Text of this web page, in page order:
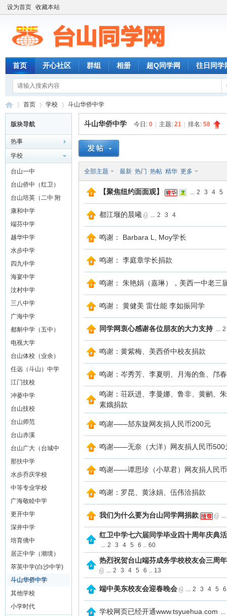
设为首页 收藏本站
首页 开心社区 群组 相册 超Q同学网 往日同学
台
山
»
首页
›
学校
›
斗山华侨中学
版块导航
热事
学校
台山一中
台山侨中（红卫）
台山培英（二中 附
城）
康和中学
端芬中学
越华中学
水步中学
四九中学
海宴中学
汶村中学
三八中学
广海中学
都斛中学（五中）
电视大学
台山体校（业余）
任远（斗山）中学
江门技校
冲蒌中学
台山技校
台山师范
台山赤溪
台山广大（台城中
学）
那扶中学
水步乔庆学校
中等专业学校
广海敬睦中学
更开中学
深井中学
培育僑中
居正中学（潮境）
萃英中学(白沙中学)
斗山华侨中学
其他学校
小学时代
斗山华侨中学 今日: 0 主题: 21 排名: 58
全部主题 最新 热门 热帖 精华 更多
【聚焦纽约面面观】 ... 2 3 4 5
都江堰的晨曦 ... 2 3 4
鸣谢： Barbara L, Moy学长
鸣谢： 李庭章学长捐款
鸣谢： 朱艳娟（嘉琳），美西一中老三
鸣谢： 黄健美 雷仕能 李如振同学
同学网衷心感谢各位朋友的大力支持 ... 2
鸣谢：黄紫梅、美西侨中校友捐款
鸣谢：岑秀芳、李夏明、月海的鱼、邝
鸣谢：荘跃进、李曼娜、鲁非、黄鹂、
素娥捐款
鸣谢——邡东旋网友捐人民币200元
鸣谢——无奈（大洋）网友捐人民币500
鸣谢——谭思珍（小草君）网友捐人民
鸣谢：罗昆、黄泳娟、伍伟洽捐款
我们为什么要为台山同学网捐款 ...
红卫中学七六届同学毕业四十周年庆典
... 2 3 4 5 6 .. 60
热烈祝贺台山端芬成务学校校友会三周
... 2 3 4 5 6 .. 13
端中美东校友会迎春晚会 ... 2 3 4 5 6
学校网页已经开通www.tsyuehua.com ...